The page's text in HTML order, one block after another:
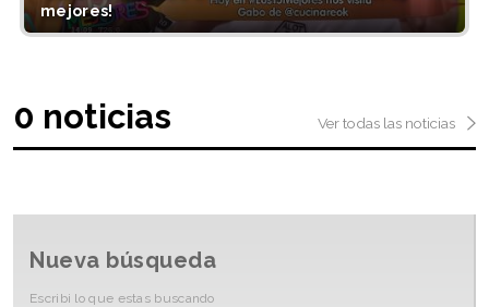
mejores!
0 noticias Ver todas las noticias
Nueva búsqueda
Escribi lo que estas buscando